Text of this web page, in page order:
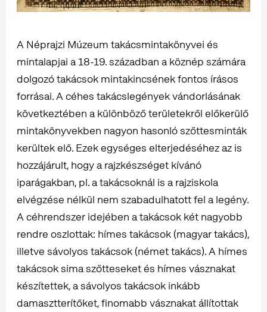
A Néprajzi Múzeum takácsmintakönyvei és
mintalapjai a 18-19. században a köznép számára
dolgozó takácsok mintakincsének fontos írásos
forrásai. A céhes takácslegények vándorlásának
következtében a különböző területekről előkerülő
mintakönyvekben nagyon hasonló szőttesminták
kerültek elő. Ezek egységes elterjedéséhez az is
hozzájárult, hogy a rajzkészséget kívánó
iparágakban, pl. a takácsoknál is a rajziskola
elvégzése nélkül nem szabadulhatott fel a legény.
A céhrendszer idejében a takácsok két nagyobb
rendre oszlottak: hímes takácsok (magyar takács),
illetve sávolyos takácsok (német takács). A hímes
takácsok sima szőtteseket és hímes vásznakat
készítettek, a sávolyos takácsok inkább
damasztterítőket, finomabb vásznakat állítottak